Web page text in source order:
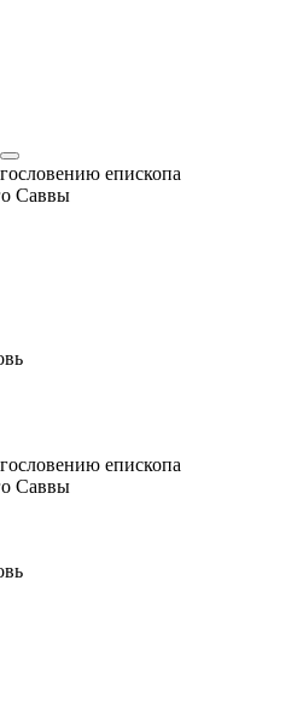
епископа
Саввы
епископа
Саввы